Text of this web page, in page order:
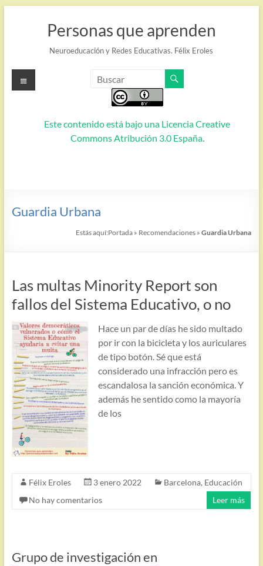
Personas que aprenden
Neuroeducación y Redes Educativas. Félix Eroles
Este contenido está bajo una Licencia Creative
Commons Atribución 3.0 España.
Menú
Guardia Urbana
Estás aquí:Portada » Recomendaciones »Guardia Urbana
Las multas Minority Report son
fallos del Sistema Educativo, o no
Hace un par de días he sido multado
por ir con la bicicleta y los auriculares
de tipo botón. Sé que está
considerado una infracción pero es
escandalosa la sanción económica. Y
además he sentido como la mayoría
de los
Félix Eroles 3 enero 2022 Barcelona, Educación
No hay comentarios
Leer más
Grupo de investigación en